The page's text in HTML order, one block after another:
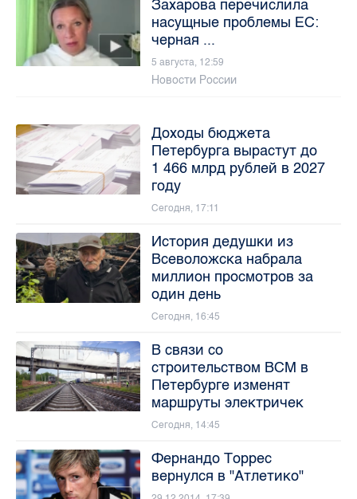
Захарова перечислила
насущные проблемы ЕС:
черная ...
5 августа, 12:59
Новости России
Доходы бюджета
Петербурга вырастут до
1 466 млрд рублей в 2027
году
Сегодня, 17:11
История дедушки из
Всеволожска набрала
миллион просмотров за
один день
Сегодня, 16:45
В связи со
строительством ВСМ в
Петербурге изменят
маршруты электричек
Сегодня, 14:45
Фернандо Торрес
вернулся в "Атлетико"